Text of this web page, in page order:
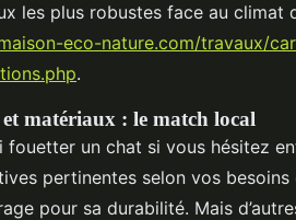
les plus robustes face au
eco-nature.com/travaux/
.
et matériaux : le match local
fouetter un chat si vous hésitez
pertinentes selon vos
pour sa durabilité. Mais